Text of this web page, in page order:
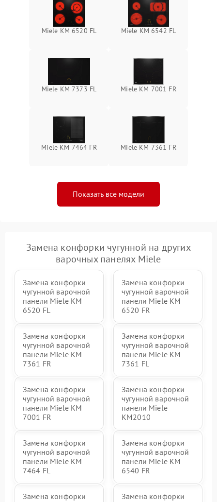
Miele KM 6520 FL Miele KM 6542 FL
Miele KM 7373 FL Miele KM 7001 FR
Miele KM 7464 FR Miele KM 7361 FR
Показать все модели
Замена конфорки чугунной на других
варочных панелях Miele
Замена конфорки
чугунной варочной
панели Miele KM
6520 FL
Замена конфорки
чугунной варочной
панели Miele KM
6520 FR
Замена конфорки
чугунной варочной
панели Miele KM
7361 FR
Замена конфорки
чугунной варочной
панели Miele KM
7361 FL
Замена конфорки
чугунной варочной
панели Miele KM
7001 FR
Замена конфорки
чугунной варочной
панели Miele
KM2010
Замена конфорки
чугунной варочной
панели Miele KM
7464 FL
Замена конфорки
чугунной варочной
панели Miele KM
6540 FR
Замена конфорки
Замена конфорки